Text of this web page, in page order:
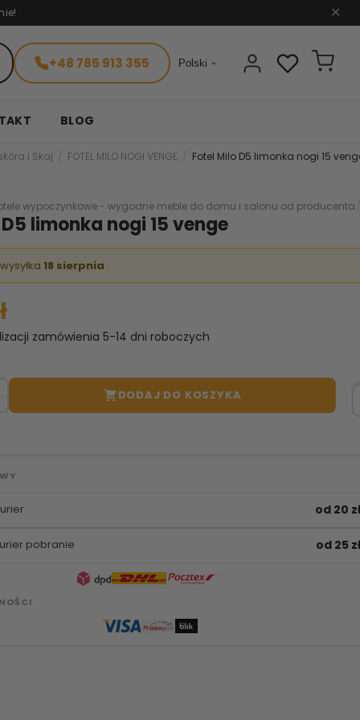
✕
+48 785 913 355 Polski 
BLOG
i Skaj FOTEL MILO NOGI VENGE Fotel Milo D5 limonka nogi 15
wypoczynkowe - wygodne meble do domu i salonu od producenta
limonka nogi 15 venge
18 sierpnia
zamówienia 5-14 dni roboczych
DODAJ DO KOSZYKA
od 20
pobranie od 25